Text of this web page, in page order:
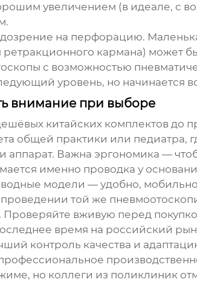
увеличением (в идеале, с
на перфорацию.
кармана) может
с возможностью
уровень, но начинается
внимание при выборе
китайских комплектов до
общей практики или педиатра,
Важна эргономика —
именно проводка у
модели — удобно,
той же
Проверяйте вживую перед
время на российский
контроль качества и
но коллеги из поликлиник